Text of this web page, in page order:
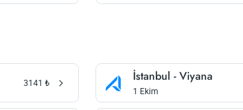
3141 ₺ İstanbul - Viyana
1 Ekim